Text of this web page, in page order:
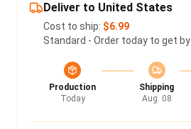
Deliver to United States
Cost to ship: $6.99
Standard - Order today to get by
Production
Today
Shipping
Aug. 08